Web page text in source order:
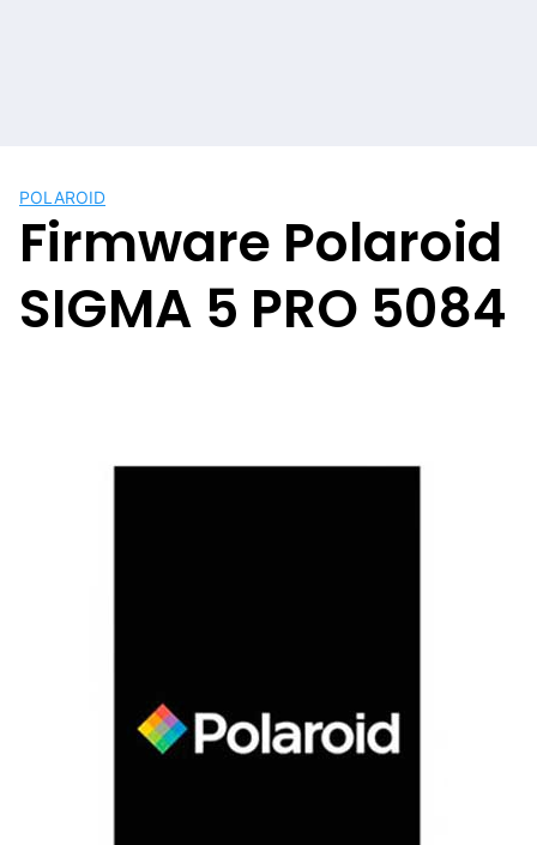
POLAROID
Firmware Polaroid
SIGMA 5 PRO 5084